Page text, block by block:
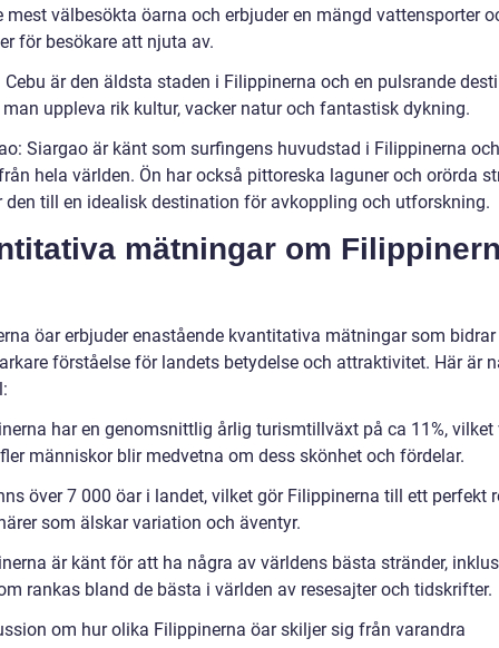
mest välbesökta öarna och erbjuder en mängd vattensporter
för besökare att njuta av.
Cebu är den äldsta staden i Filippinerna och en pulsrande
uppleva rik kultur, vacker natur och fantastisk dykning.
Siargao är känt som surfingens huvudstad i Filippinerna
hela världen. Ön har också pittoreska laguner och orörda
den till en idealisk destination för avkoppling och utforskning.
mätningar om
öar erbjuder enastående kvantitativa mätningar som
förståelse för landets betydelse och attraktivitet. Här är
har en genomsnittlig årlig turismtillväxt på ca 11%, vilket
människor blir medvetna om dess skönhet och fördelar.
över 7 000 öar i landet, vilket gör Filippinerna till ett perfekt
som älskar variation och äventyr.
är känt för att ha några av världens bästa stränder,
rankas bland de bästa i världen av resesajter och tidskrifter.
om hur olika Filippinerna öar skiljer sig från varandra